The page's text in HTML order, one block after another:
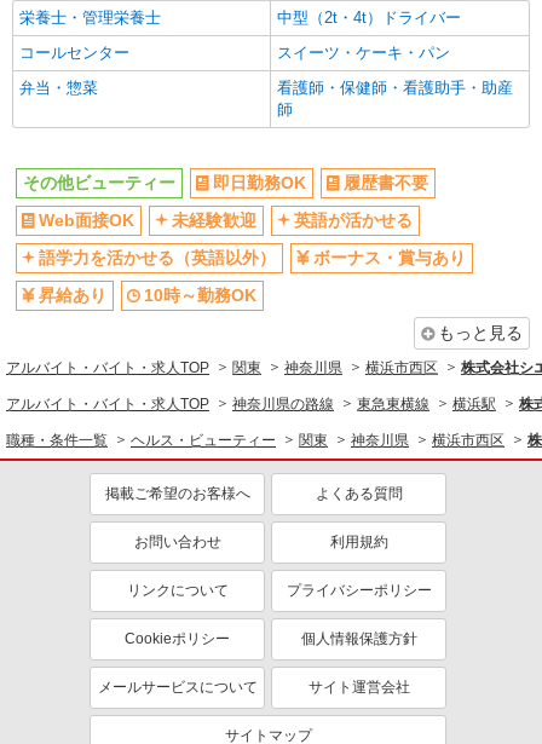
ティブなど）あり
社員登用あり
同じ職種から求人を探す
ヘルス・ビューティー
同じ特徴から求人を探す
未経験歓迎
英語が活かせる
ボーナス・賞与あり
車通勤OK
交通費支給
栄養士・管理栄養士
中型（2t・4t）ドライバー
コールセンター
スイーツ・ケーキ・パン
弁当・惣菜
看護師・保健師・看護助手・助産
師
その他ビューティー 即日勤務OK
履歴書不要
Web面接OK
未経験歓迎
英語が活かせる
語学力を活かせる（英語以外）
ボーナス・賞与あり
昇給あり
10時～勤務OK
もっと見る
アルバイト・バイト・求人TOP 関東 神奈川県 横浜市西区 株式会社シ
アルバイト・バイト・求人TOP 神奈川県の路線 東急東横線 横浜駅 株
職種・条件一覧 ヘルス・ビューティー 関東 神奈川県 横浜市西区
掲載ご希望のお客様へ よくある質問
お問い合わせ 利用規約
リンクについて プライバシーポリシー
Cookieポリシー 個人情報保護方針
メールサービスについて サイト運営会社
サイトマップ